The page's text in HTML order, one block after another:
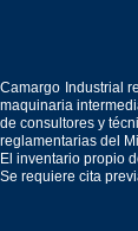
Camargo Industrial
maquinaria
de consultores y
reglamentarias del
El inventario propio
Se requiere cita